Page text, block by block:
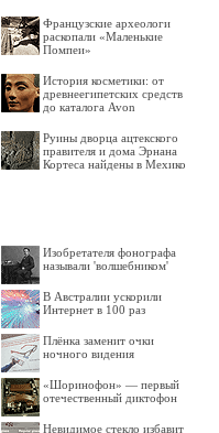
Французские археологи
раскопали «Маленькие
Помпеи»
История косметики: от
древнеегипетских средств
до каталога Avon
Руины дворца ацтекского
правителя и дома Эрнана
Кортеса найдены в Мехико
Изобретателя фонографа
называли 'волшебником'
В Австралии ускорили
Интернет в 100 раз
Плёнка заменит очки
ночного видения
«Шоринофон» — первый
отечественный диктофон
Невидимое стекло избавит